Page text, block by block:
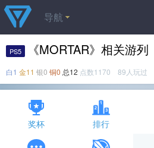
导航
PS5 《MORTAR》相关游列
白1 金11 银0 铜0 总12 点数1170 89人玩过
奖杯 排行